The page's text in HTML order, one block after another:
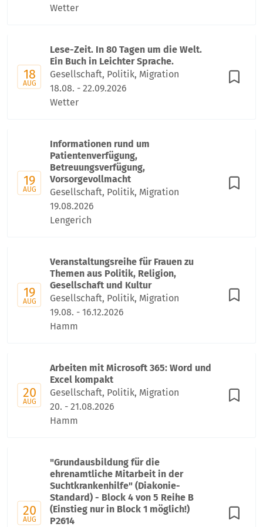
Wetter
18
AUG
Lese-Zeit. In 80 Tagen um die Welt.
Ein Buch in Leichter Sprache.
Gesellschaft, Politik, Migration
18.08. - 22.09.2026
Wetter
19
AUG
Informationen rund um
Patientenverfügung,
Betreuungsverfügung,
Vorsorgevollmacht
Gesellschaft, Politik, Migration
19.08.2026
Lengerich
19
AUG
Veranstaltungsreihe für Frauen zu
Themen aus Politik, Religion,
Gesellschaft und Kultur
Gesellschaft, Politik, Migration
19.08. - 16.12.2026
Hamm
20
AUG
Arbeiten mit Microsoft 365: Word und
Excel kompakt
Gesellschaft, Politik, Migration
20. - 21.08.2026
Hamm
20
AUG
"Grundausbildung für die
ehrenamtliche Mitarbeit in der
Suchtkrankenhilfe" (Diakonie-
Standard) - Block 4 von 5 Reihe B
(Einstieg nur in Block 1 möglich!)
P2614